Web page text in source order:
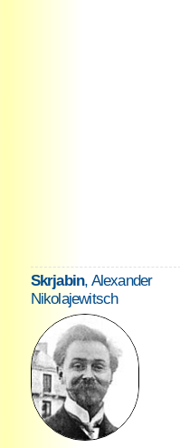
Skrjabin, Alexander
Nikolajewitsch